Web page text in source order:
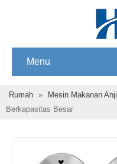
Menu
Rumah » Mesin Makanan
Berkapasitas Besar